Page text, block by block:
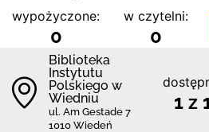
wypożyczone:
0
w czytelni:
0
Biblioteka
Instytutu
Polskiego w
Wiedniu
ul. Am Gestade 7
1010 Wiedeń
1 z